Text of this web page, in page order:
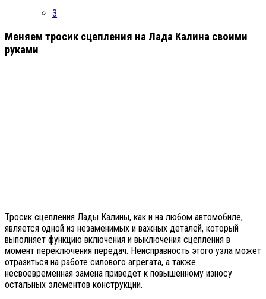
3
Меняем тросик сцепления на Лада Калина своими
руками
Тросик сцепления Лады Калины, как и на любом автомобиле,
является одной из незаменимых и важных деталей, который
выполняет функцию включения и выключения сцепления в
момент переключения передач. Неисправность этого узла может
отразиться на работе силового агрегата, а также
несвоевременная замена приведет к повышенному износу
остальных элементов конструкции.